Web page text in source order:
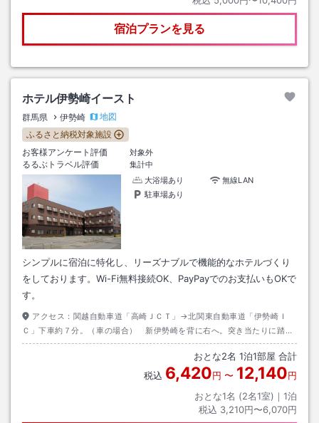
宿泊プランを見る
ホテル伊勢崎イースト
群馬県 伊勢崎
地図
ふるさと納税対象施設
お客様アンケート評価
対象外
るるぶトラベル評価
集計中
大浴場あり
無線LAN
駐車場あり
シンプルに宿泊に特化し、リーズナブルで機能的なホテルづくり
をしております。Wi-Fi無料接続OK、PayPayでのお支払いもOKで
す。
アクセス： 関越自動車道「高崎ＪＣＴ」→北関東自動車道「伊勢崎Ｉ
Ｃ」下車約７分。（車の場合） 新伊勢崎を背に右へ。突き当たりに踏切
有。それを渡り一つ目の信号を右折。その近隣にホテルがございます。
おとな2名 1泊1部屋 合計
税込 6,420円 〜 12,140円
おとな1名 (2名1室)｜ 1泊
税込 3,210円〜6,070円